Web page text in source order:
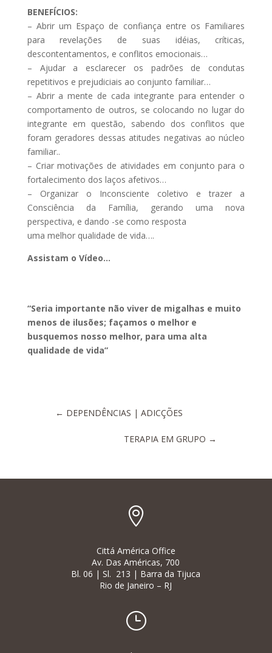
BENEFÍCIOS:
– Abrir um Espaço de confiança entre os Familiares
para revelações de suas idéias, críticas,
descontentamentos, e conflitos emocionais…
– Ajudar a esclarecer os padrões de condutas
repetitivos e prejudiciais ao conjunto familiar…
– Abrir a mente de cada integrante para entender o
comportamento de outros, se colocando no lugar do
integrante em questão, sabendo dos conflitos que
foram geradores dessas atitudes negativas ao núcleo
familiar..
– Criar motivações de atividades em conjunto para o
fortalecimento dos laços afetivos…
– Organizar o Inconsciente coletivo e trazer a
Consciência da Família, gerando uma nova
perspectiva, e dando -se como resposta
uma melhor qualidade de vida….
Assistam o Vídeo…
“Seria importante não viver de migalhas e muito
menos de ilusões; façamos o melhor e
busquemos nosso melhor, para uma alta
qualidade de vida”
← DEPENDÊNCIAS | ADICÇÕES
TERAPIA EM GRUPO →

Cittá América Office
Av. Das Américas, 700
Bl. 06 | Sl. 213 | Barra da Tijuca
Rio de Janeiro – RJ
}